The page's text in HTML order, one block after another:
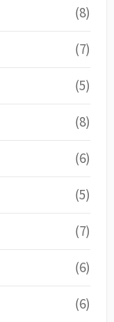
(8)
(7)
(5)
(8)
(6)
(5)
(7)
(6)
(6)